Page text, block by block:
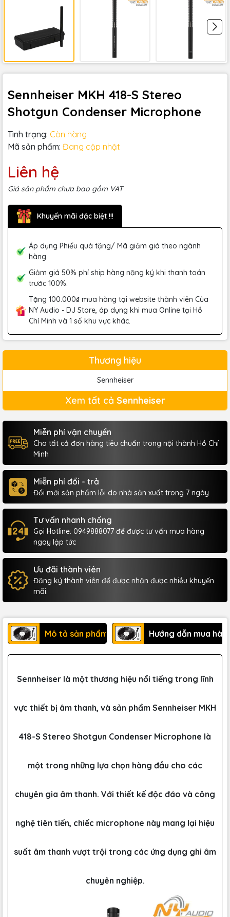
Sennheiser MKH 418-S Stereo
Shotgun Condenser Microphone
Tình trạng: Còn hàng
Mã sản phẩm: Đang cập nhật
Liên hệ
Giá sản phẩm chưa bao gồm VAT
Khuyến mãi đặc biệt !!!
Áp dụng Phiếu quà tặng/ Mã giảm giá theo ngành
hàng.
Giảm giá 50% phí ship hàng nặng ký khi thanh toán
trước 100%.
Tặng 100.000₫ mua hàng tại website thành viên Của
NY Audio - DJ Store, áp dụng khi mua Online tại Hồ
Chí Minh và 1 số khu vực khác.
Thương hiệu
Sennheiser
Xem tất cả Sennheiser
Miễn phí vận chuyển
Cho tất cả đơn hàng tiêu chuẩn trong nội thành Hồ Chí
Minh
Miễn phí đổi - trả
Đổi mới sản phẩm lỗi do nhà sản xuất trong 7 ngày
Tư vấn nhanh chống
Gọi Hotline: 0949888077 để được tư vấn mua hàng
ngay lập tức
Ưu đãi thành viên
Đăng ký thành viên để được nhận được nhiều khuyến
mãi.
Mô tả sản phẩm Hướng dẫn mua
Sennheiser là một thương hiệu nổi tiếng trong lĩnh
vực thiết bị âm thanh, và sản phẩm Sennheiser MKH
418-S Stereo Shotgun Condenser Microphone là
một trong những lựa chọn hàng đầu cho các
chuyên gia âm thanh. Với thiết kế độc đáo và công
nghệ tiên tiến, chiếc microphone này mang lại hiệu
suất âm thanh vượt trội trong các ứng dụng ghi âm
chuyên nghiệp.